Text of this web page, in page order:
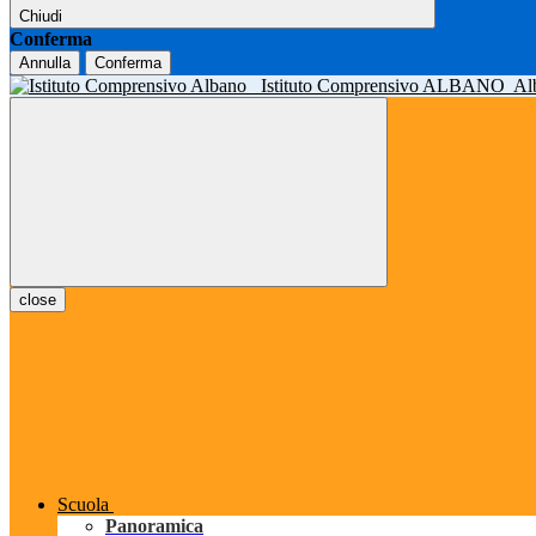
Chiudi
Conferma
Annulla Conferma
Istituto Comprensivo ALBANO
close
Scuola
Panoramica